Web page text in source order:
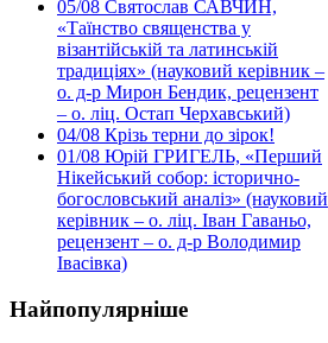
05/08 Святослав САВЧИН,
«Таїнство священства у
візантійській та латинській
традиціях» (науковий керівник –
о. д-р Мирон Бендик, рецензент
– о. ліц. Остап Черхавський)
04/08 Крізь терни до зірок!
01/08 Юрій ГРИГЕЛЬ, «Перший
Нікейський собор: історично-
богословський аналіз» (науковий
керівник – о. ліц. Іван Гаваньо,
рецензент – о. д-р Володимир
Івасівка)
Найпопулярніше